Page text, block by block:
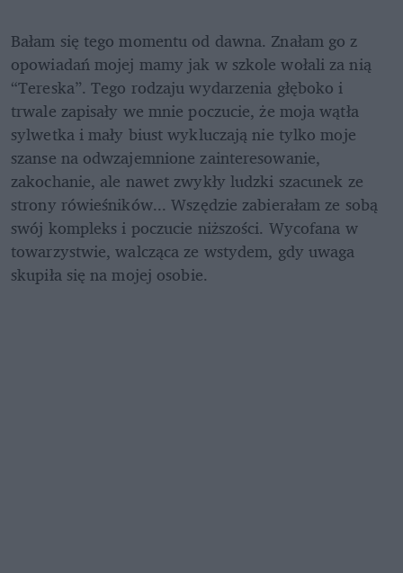
Bałam się tego momentu od dawna. Znałam go z
opowiadań mojej mamy jak w szkole wołali za nią
“Tereska”. Tego rodzaju wydarzenia głęboko i
trwale zapisały we mnie poczucie, że moja wątła
sylwetka i mały biust wykluczają nie tylko moje
szanse na odwzajemnione zainteresowanie,
zakochanie, ale nawet zwykły ludzki szacunek ze
strony rówieśników... Wszędzie zabierałam ze sobą
swój kompleks i poczucie niższości. Wycofana w
towarzystwie, walcząca ze wstydem, gdy uwaga
skupiła się na mojej osobie.